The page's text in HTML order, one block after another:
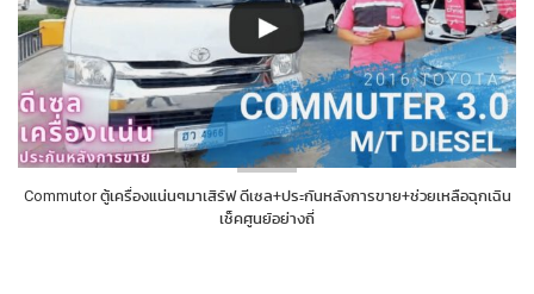
Commutor ตู้เครื่องแน่นๆมาเสิร์ฟ ดีเซล+ประกันหลังการขาย+ช่วยเหลือฉุกเฉิน
เช็คศูนย์อย่างถี่